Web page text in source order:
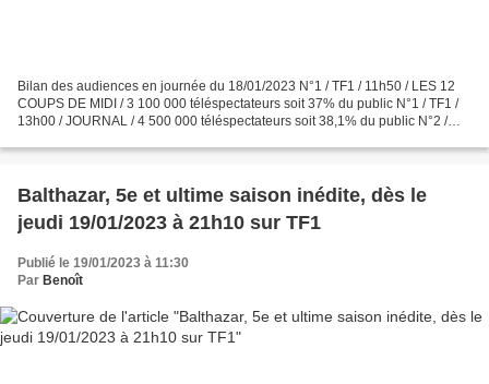
Bilan des audiences en journée du 18/01/2023 N°1 / TF1 / 11h50 / LES 12
COUPS DE MIDI / 3 100 000 téléspectateurs soit 37% du public N°1 / TF1 /
13h00 / JOURNAL / 4 500 000 téléspectateurs soit 38,1% du public N°2 /
Balthazar, 5e et ultime saison inédite, dès le
jeudi 19/01/2023 à 21h10 sur TF1
Publié le 19/01/2023 à 11:30
Par Benoît